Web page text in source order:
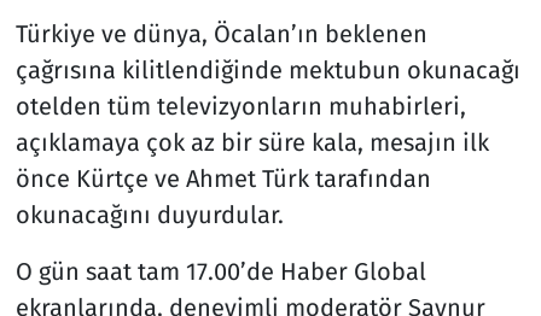
Türkiye ve dünya, Öcalan’ın beklenen
çağrısına kilitlendiğinde mektubun okunacağı
otelden tüm televizyonların muhabirleri,
açıklamaya çok az bir süre kala, mesajın ilk
önce Kürtçe ve Ahmet Türk tarafından
okunacağını duyurdular.
O gün saat tam 17.00’de Haber Global
ekranlarında, deneyimli moderatör Saynur
Oyun
Ramazan
Resmi İlanlar
Rüya Tabirleri
Sağlık